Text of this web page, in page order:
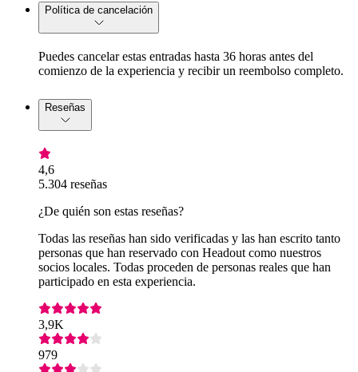
Política de cancelación
Puedes cancelar estas entradas hasta 36 horas antes del
comienzo de la experiencia y recibir un reembolso completo.
Reseñas
4,6
5.304 reseñas
¿De quién son estas reseñas?
Todas las reseñas han sido verificadas y las han escrito tanto
personas que han reservado con Headout como nuestros
socios locales. Todas proceden de personas reales que han
participado en esta experiencia.
3,9K
979